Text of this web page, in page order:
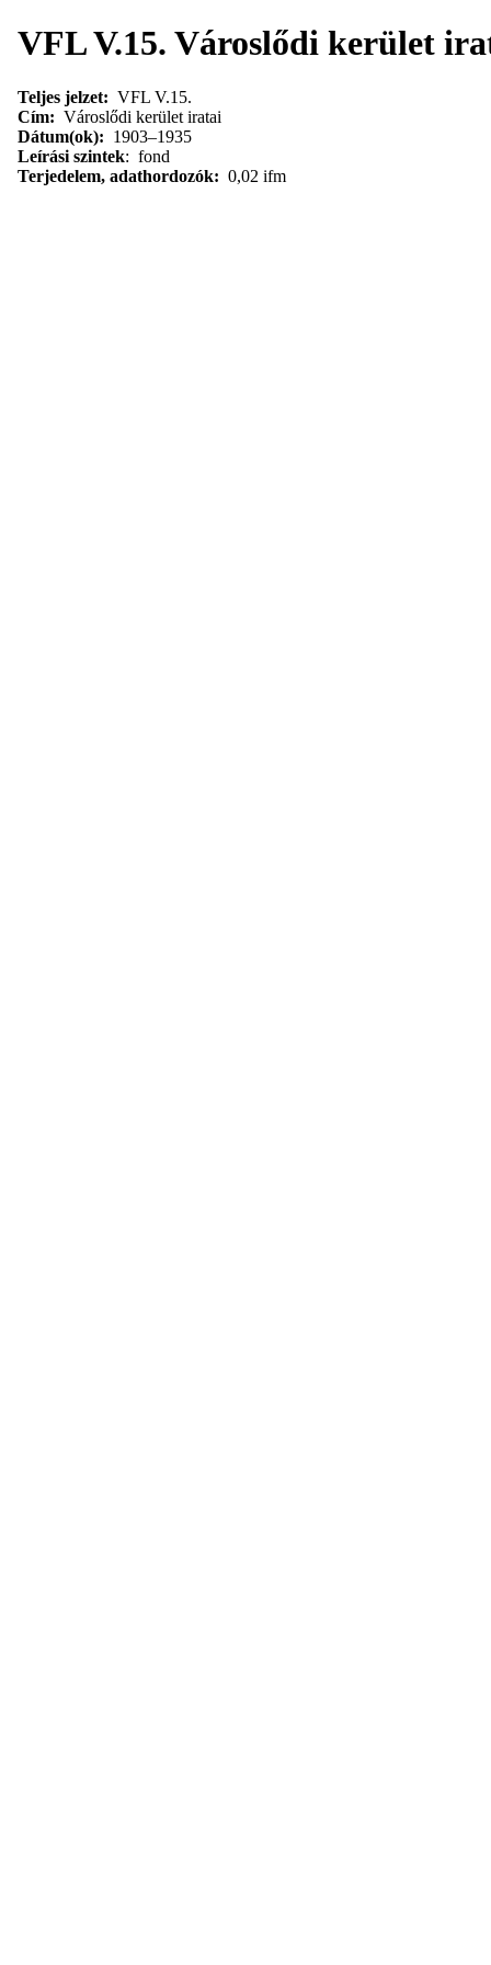
VFL V.15. Városlődi kerület
Teljes jelzet: VFL V.15.
Cím: Városlődi kerület iratai
Dátum(ok): 1903–1935
Leírási szintek: fond
Terjedelem, adathordozók: 0,02 ifm